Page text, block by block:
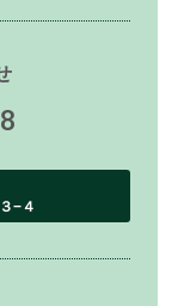
−４